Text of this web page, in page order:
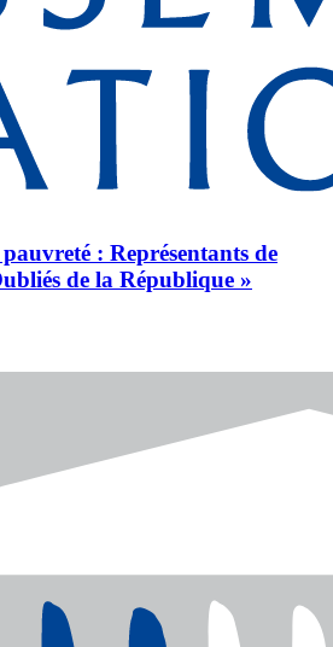
: Représentants de
de la République »